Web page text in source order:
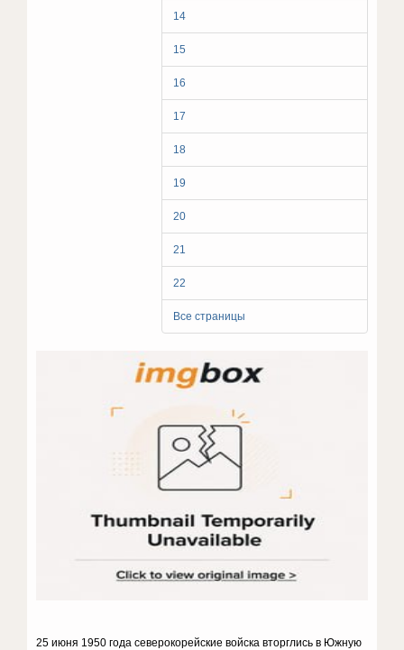
14
15
16
17
18
19
20
21
22
Все страницы
25 июня 1950 года северокорейские войска вторглись в Южную